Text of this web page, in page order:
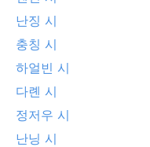
난징 시
충칭 시
하얼빈 시
다롄 시
정저우 시
난닝 시